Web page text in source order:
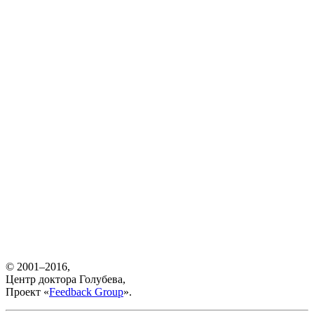
© 2001–2016,
Центр доктора Голубева,
Проект «Feedback Group».